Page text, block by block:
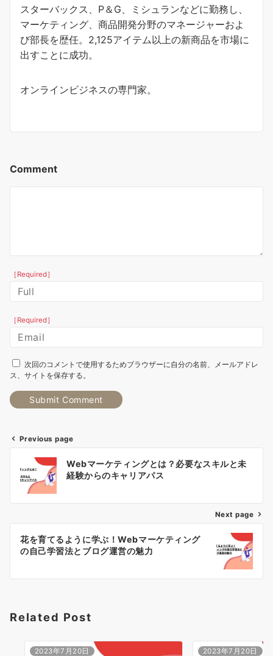
スターバックス、P＆G、ミシュランなどに勤務し、
マーケティング、商品開発分野のマネージャーおよ
び部長を歴任。2,125アイテム以上の新商品を市場に
出すことに成功。
オンラインビジネスの専門家。
Comment
［Required］
［Required］
次回のコメントで使用するためブラウザーに自分の名前、メールアドレ
ス、サイトを保存する。
稿
ゲ
シ
ン
Previous page
Webマーケティングとは？必要なスキルと未
経験からのキャリアパス
Next page
花を育てるように学ぶ！Webマーケティング
の自己学習法とブログ運営の魅力
Related Post
2023年7月20日 2023年7月20日